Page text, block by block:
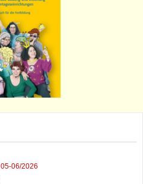
06/2026